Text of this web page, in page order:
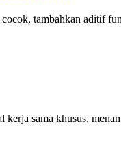
tambahkan aditif
sama khusus,